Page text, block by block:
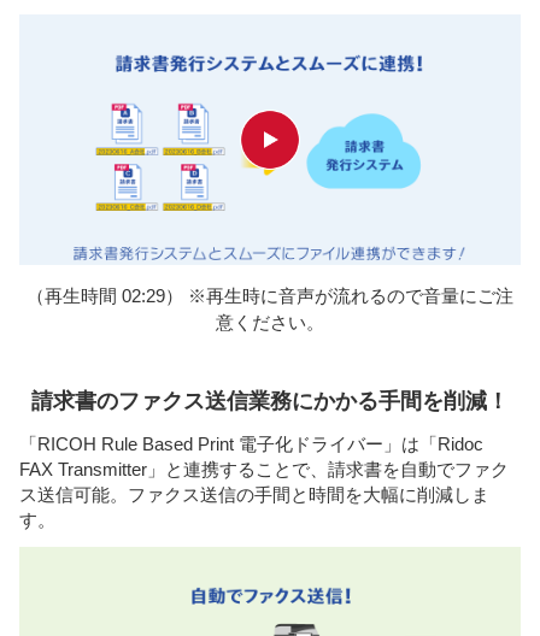
（再生時間 02:29） ※再生時に音声が流れるので音量にご注
意ください。
請求書のファクス送信業務にかかる手間を削減！
「RICOH Rule Based Print 電子化ドライバー」は「Ridoc
FAX Transmitter」と連携することで、請求書を自動でファク
ス送信可能。ファクス送信の手間と時間を大幅に削減しま
す。